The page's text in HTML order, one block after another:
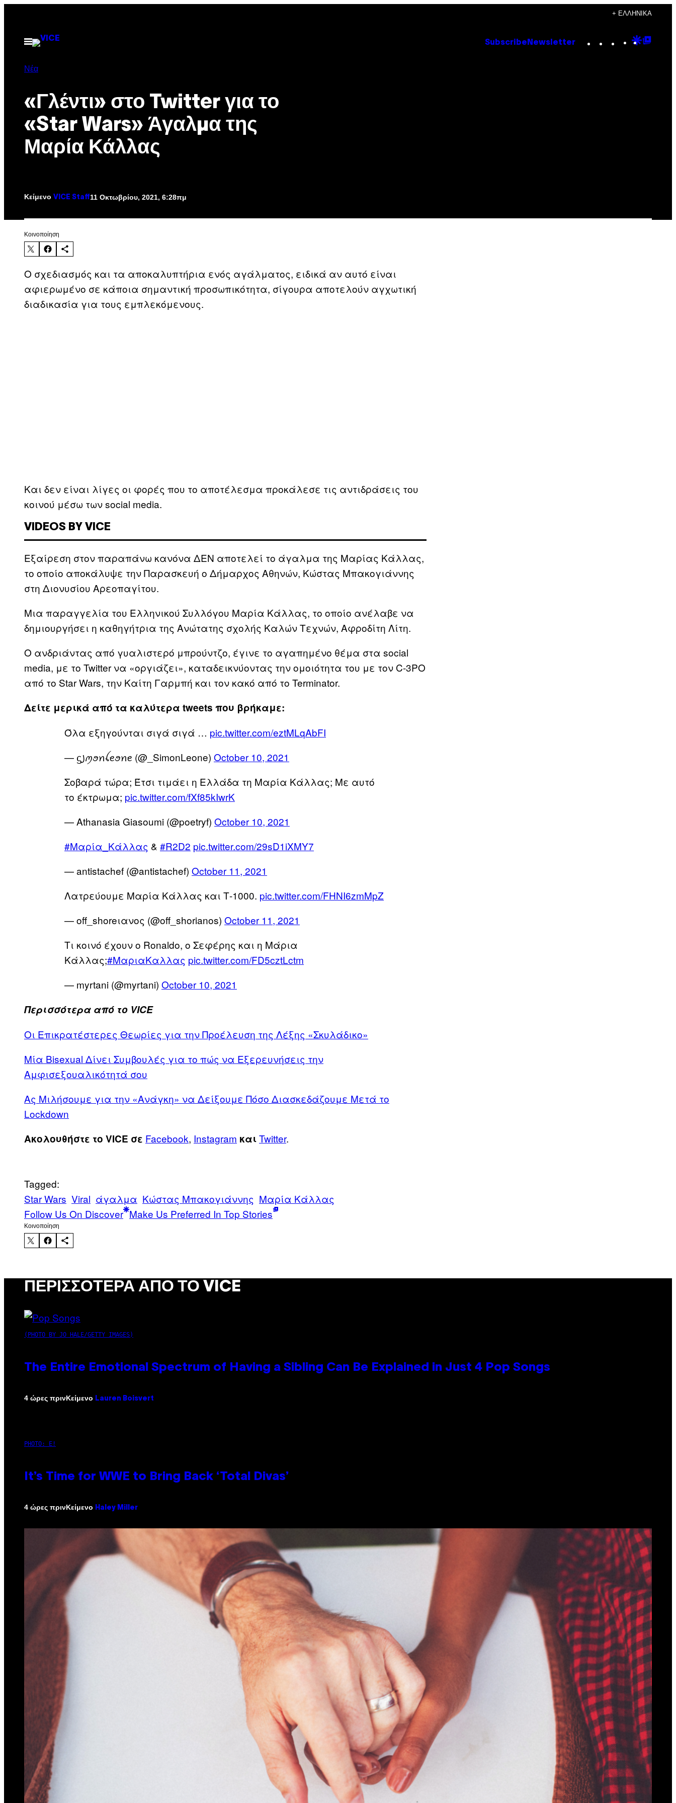
περιεχόμενο
+ ΕΛΛΗΝΙΚΆ
Ανοίξτε
το
Subscribe Newsletter Instagram
TikTok
YouTube
Google
Νέα
«Γλέντι» στο Twitter για το
«Star Wars» Άγαλμα της
Μαρία Κάλλας
Κείμενο VICE Staff11 Οκτωβρίου, 2021, 6:28πμ
Kοινοποίηση
Ο σχεδιασμός και τα αποκαλυπτήρια ενός αγάλματος, ειδικά αν αυτό είναι
αφιερωμένο σε κάποια σημαντική προσωπικότητα, σίγουρα αποτελούν αγχωτική
διαδικασία για τους εμπλεκόμενους.
Και δεν είναι λίγες οι φορές που το αποτέλεσμα προκάλεσε τις αντιδράσεις του
κοινού μέσω των social media.
VIDEOS BY VICE
Εξαίρεση στον παραπάνω κανόνα ΔΕΝ αποτελεί το άγαλμα της Μαρίας Κάλλας,
το οποίο αποκάλυψε την Παρασκευή ο Δήμαρχος Αθηνών, Κώστας Μπακογιάννης
στη Διονυσίου Αρεοπαγίτου.
Μια παραγγελία του Ελληνικού Συλλόγου Μαρία Κάλλας, το οποίο ανέλαβε να
δημιουργήσει η καθηγήτρια της Ανώτατης σχολής Καλών Τεχνών, Αφροδίτη Λίτη.
Ο ανδριάντας από γυαλιστερό μπρούντζο, έγινε το αγαπημένο θέμα στα social
media, με το Twitter να «οργιάζει», καταδεικνύοντας την ομοιότητα του με τον C-3PO
από το Star Wars, την Καίτη Γαρμπή και τον κακό από το Terminator.
Δείτε μερικά από τα καλύτερα tweets που βρήκαμε:
Όλα εξηγούνται σιγά σιγά … pic.twitter.com/eztMLqAbFI
— ᦓ꠸ꪑꪮꪀꪶꫀꪮꪀꫀ (@_SimonLeone) October 10, 2021
Σοβαρά τώρα; Έτσι τιμάει η Ελλάδα τη Μαρία Κάλλας; Με αυτό
το έκτρωμα; pic.twitter.com/fXf85kIwrK
— Athanasia Giasoumi (@poetryf) October 10, 2021
#Μαρία_Κάλλας & #R2D2 pic.twitter.com/29sD1iXMY7
— antistachef (@antistachef) October 11, 2021
Λατρεύουμε Μαρία Κάλλας και Τ-1000. pic.twitter.com/FHNI6zmMpZ
— off_shoreιανος (@off_shorianos) October 11, 2021
Τι κοινό έχουν ο Ronaldo, ο Σεφέρης και η Μάρια
Κάλλας;#ΜαριαΚαλλας pic.twitter.com/FD5cztLctm
— myrtani (@myrtani) October 10, 2021
Περισσότερα από το VICE
Οι Επικρατέστερες Θεωρίες για την Προέλευση της Λέξης «Σκυλάδικο»
Μία Bisexual Δίνει Συμβουλές για το πώς να Εξερευνήσεις την
Αμφισεξουαλικότητά σου
Ας Μιλήσουμε για την «Ανάγκη» να Δείξουμε Πόσο Διασκεδάζουμε Μετά το
Lockdown
Ακολουθήστε το VICE σε Facebook, Instagram καιTwitter.
Tagged:
Star Wars Viral άγαλμα Κώστας Μπακογιάννης Μαρία Κάλλας
Follow Us On Discover Make Us Preferred In Top Stories
Kοινοποίηση
ΠΕΡΙΣΣΌΤΕΡΑ ΑΠΌ ΤΟ VICE
(PHOTO BY JO HALE/GETTY IMAGES)
The Entire Emotional Spectrum of Having a Sibling Can Be Explained in Just 4 Pop Songs
4 ώρες πρινΚείμενο Lauren Boisvert
PHOTO: E!
It’s Time for WWE to Bring Back ‘Total Divas’
4 ώρες πρινΚείμενο Haley Miller